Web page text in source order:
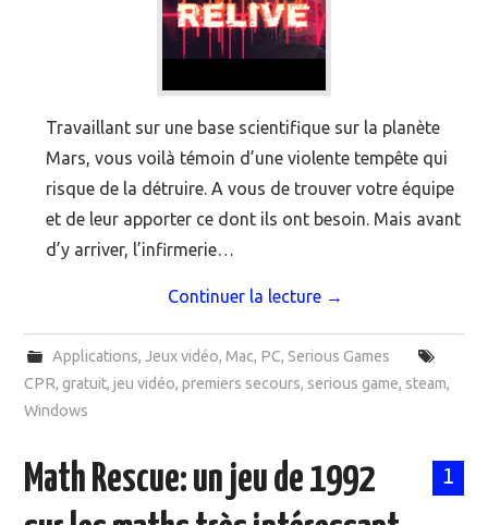
Travaillant sur une base scientifique sur la planète
Mars, vous voilà témoin d’une violente tempête qui
risque de la détruire. A vous de trouver votre équipe
et de leur apporter ce dont ils ont besoin. Mais avant
d’y arriver, l’infirmerie…
Continuer la lecture →
Applications, Jeux vidéo, Mac, PC, Serious Games
CPR,gratuit,jeu vidéo,premiers secours, serious game, steam,
Windows
1
Math Rescue: un jeu de 1992